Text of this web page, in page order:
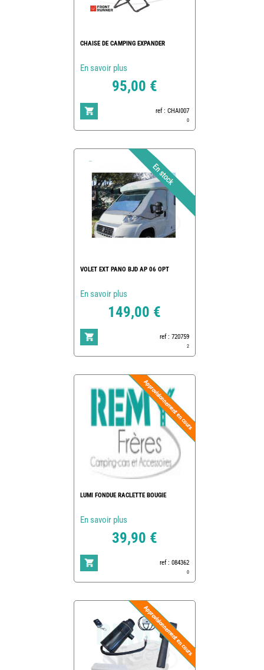
CHAISE DE CAMPING EXPANDER
En savoir plus
95,00 €
ref : CHAI007
0
VOLET EXT PANO BJD AP 06 OPT
En savoir plus
149,00 €
ref : 720759
2
LUMI FONDUE RACLETTE BOUGIE
En savoir plus
39,90 €
ref : 084362
0